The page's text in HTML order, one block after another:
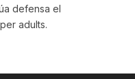
defensa el
adults.